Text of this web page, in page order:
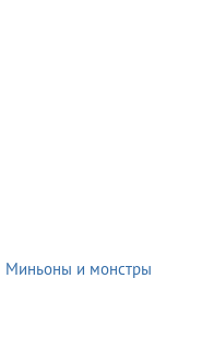
Миньоны и монстры